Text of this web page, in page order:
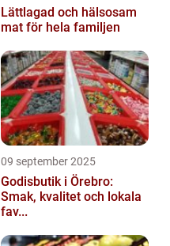
Lättlagad och hälsosam
mat för hela familjen
09 september 2025
Godisbutik i Örebro:
Smak, kvalitet och lokala
fav...